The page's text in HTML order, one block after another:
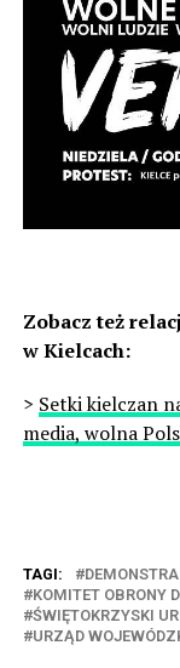
Zobacz też
w Kielcach:
> Setki kielczan
media, wolna
TAGI:
KOMITET OBRONY
ŚWIĘTOKRZYSKI
URZĄD